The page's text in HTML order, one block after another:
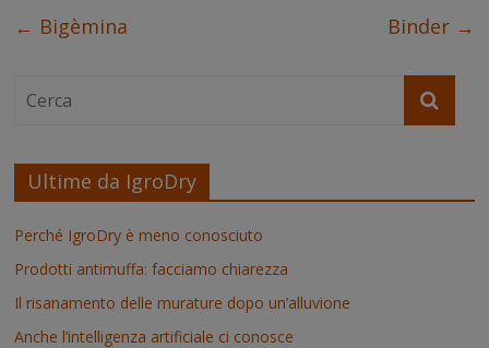
k s
t
n
← Bigèmina Binder →
Ultime da IgroDry
Perché IgroDry è meno conosciuto
Prodotti antimuffa: facciamo chiarezza
Il risanamento delle murature dopo un’alluvione
Anche l’intelligenza artificiale ci conosce